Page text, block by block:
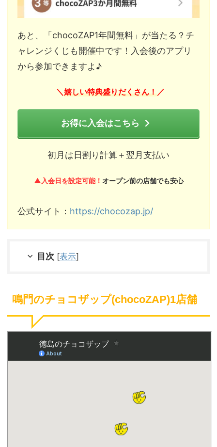
あと、「chocoZAP1年間無料」が当たる？チ
ャレンジくじも開催中です！入会後のアプリ
から参加できますよ♪
＼ 嬉しい特典盛りだくさん！ ／
お得に入会はこちら
初月は日割り計算＋翌月支払い
▲入会日を設定可能！ オープン前の店舗でも安心
公式サイト： https://chocozap.jp/
目次 [表示]
鳴門のチョコザップ(chocoZAP)1店舗